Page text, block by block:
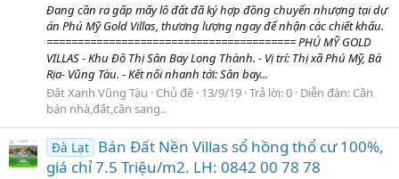
Đang cần ra gấp mấy lô đất đã ký hợp đồng chuyển nhượng tại dự
án Phú Mỹ Gold Villas, thương lượng ngay để nhận các chiết khấu.
======================================== PHÚ MỸ GOLD
VILLAS - Khu Đô Thị Sân Bay Long Thành. - Vị trí: Thị xã Phú Mỹ, Bà
Rịa- Vũng Tàu. - Kết nối nhanh tới: Sân bay...
Đất Xanh Vũng Tàu
Chủ đề 13/9/19 Trả lời: 0 Diễn đàn: Cần
bán nhà,đất,cần sang..
Đà Lạt Bán Đất Nền Villas sổ hồng thổ cư 100%,
giá chỉ 7.5 Triệu/m2. LH: 0842 00 78 78